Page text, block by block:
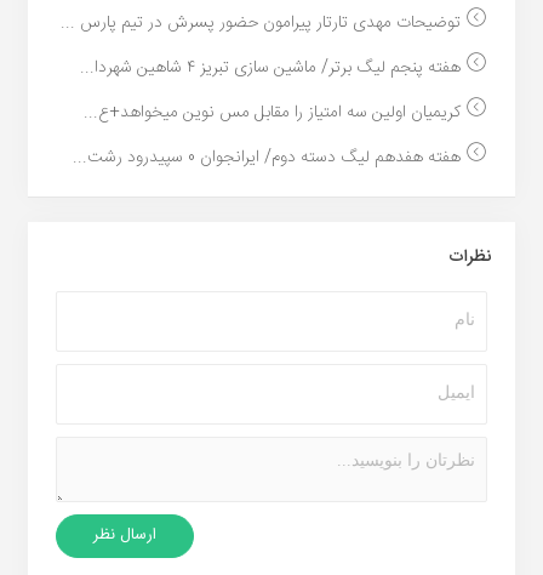
توضیحات مهدی تارتار پیرامون حضور پسرش در تیم پارس ...
هفته پنجم لیگ برتر/ ماشین سازی تبریز ۴ شاهین شهردا...
کریمیان اولین سه امتیاز را مقابل مس نوین میخواهد+ع...
هفته هفدهم لیگ دسته دوم/ ایرانجوان 0 سپیدرود رشت...
نظرات